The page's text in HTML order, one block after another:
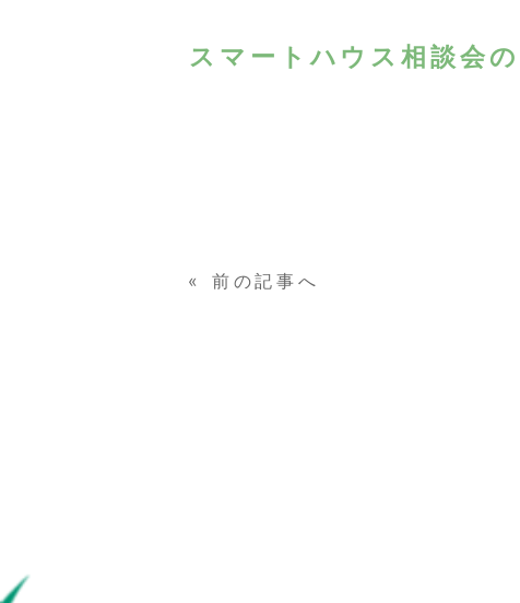
スマートハウス相談会
« 前の記事へ